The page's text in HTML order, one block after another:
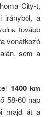
City-t,
irányból, a
tovább
vonatkozó
sem a
1400 km
58-60 nap
majd át a